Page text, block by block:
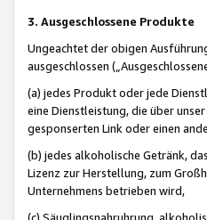
3. Ausgeschlossene Produkte
Ungeachtet der obigen
ausgeschlossen
(a) jedes Produkt oder jede
eine Dienstleistung, die über
gesponserten Link oder einen
(b) jedes alkoholische Getränk,
Lizenz zur Herstellung, zum
Unternehmens betrieben wird,